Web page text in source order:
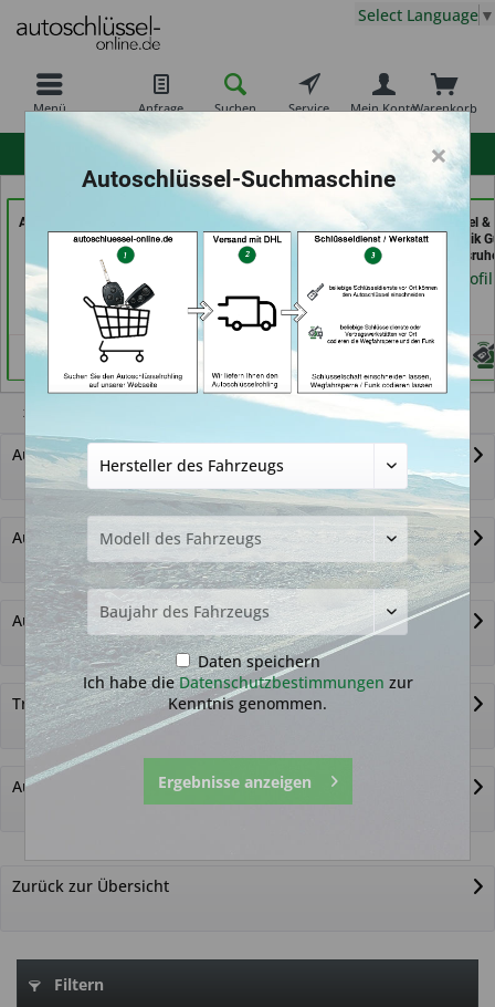
Menü Anfrage Suchen Service Warenkorb
Mein Konto
Select Language ▼
AutoSchlüssel BerliN (in
Berlin)
Händlerprofil
Jacks
Sicherheitstechnik &
Schlüsseldienst (in
Händlerprofil
Aba Schlüssel &
Sicherheitstechnik
GmbH (in
Händlerprofil
Xsara Picasso
Autoschlüssel mit Funk
Autoschlüssel ohne Funk
Autoschlüsselgehäuse und Zubehör
Transponder
Autoschlüssel nicht gefunden?
Zurück zur Übersicht
Filtern
×
Autoschlüssel-Suchmaschine
Daten speichern
Ich habe dieDatenschutzbestimmungen zur
Kenntnis genommen.
Ergebnisse anzeigen